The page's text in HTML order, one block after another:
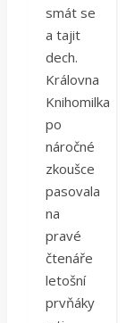
smát se
a tajit
dech.
Královna
Knihomilka
po
náročné
zkoušce
pasovala
na
pravé
čtenáře
letošní
prvňáky